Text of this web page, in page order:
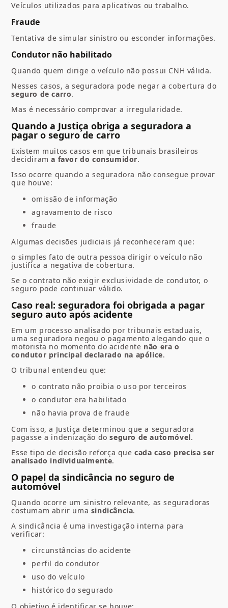
Veículos utilizados para aplicativos ou trabalho.
Fraude
Tentativa de simular sinistro ou esconder informações.
Condutor não habilitado
Quando quem dirige o veículo não possui CNH válida.
Nesses casos, a seguradora pode negar a cobertura do
seguro de carro.
Mas é necessário comprovar a irregularidade.
Quando a Justiça obriga a seguradora a
pagar o seguro de carro
Existem muitos casos em que tribunais brasileiros
decidirama favor do consumidor.
Isso ocorre quando a seguradora não consegue provar
que houve:
omissão de informação
agravamento de risco
fraude
Algumas decisões judiciais já reconheceram que:
o simples fato de outra pessoa dirigir o veículo não
justifica a negativa de cobertura.
Se o contrato não exigir exclusividade de condutor, o
seguro pode continuar válido.
Caso real: seguradora foi obrigada a pagar
seguro auto após acidente
Em um processo analisado por tribunais estaduais,
uma seguradora negou o pagamento alegando que o
motorista no momento do acidente não era o
condutor principal declarado na apólice.
O tribunal entendeu que:
o contrato não proibia o uso por terceiros
o condutor era habilitado
não havia prova de fraude
Com isso, a Justiça determinou que a seguradora
pagasse a indenização doseguro de automóvel.
Esse tipo de decisão reforça quecada caso precisa ser
analisado individualmente.
O papel da sindicância no seguro de
automóvel
Quando ocorre um sinistro relevante, as seguradoras
costumam abrir uma sindicância.
A sindicância é uma investigação interna para
verificar:
circunstâncias do acidente
perfil do condutor
uso do veículo
histórico do segurado